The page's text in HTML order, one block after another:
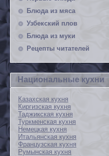
Блюда из мяса
Узбекский плов
Блюда из муки
Рецепты читателей
Национальные кухни
Казахская кухня
Киргизская кухня
Таджикская кухня
Туркменская кухня
Немецкая кухня
Итальянская кухня
Французская кухня
Румынская кухня